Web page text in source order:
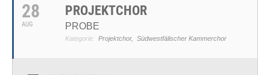
28
AUG
PROJEKTCHOR
PROBE
Kategorie: Projektchor, Südwestfälischer Kammerchor